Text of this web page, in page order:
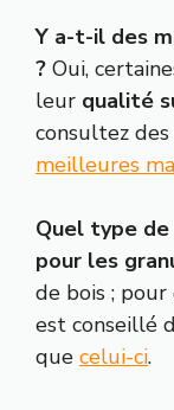
Y a-t-il des
? Oui,
leur qualité
consultez
meilleures
Quel type
pour les
de bois ;
est conseillé
que celui-ci.